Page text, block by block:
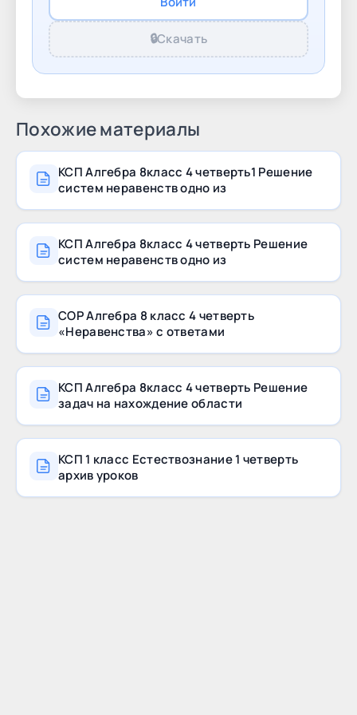
Физкультминутка: включена Ход урока Этап
урока / Время Начало урока (0–5 мин)
🔒Скачать
Похожие материалы
КСП Алгебра 8класс 4 четверть1 Решение
систем неравенств одно из
КСП Алгебра 8класс 4 четверть Решение
систем неравенств одно из
СОР Алгебра 8 класс 4 четверть
«Неравенства» с ответами
КСП Алгебра 8класс 4 четверть Решение
задач на нахождение области
КСП 1 класс Естествознание 1 четверть
архив уроков